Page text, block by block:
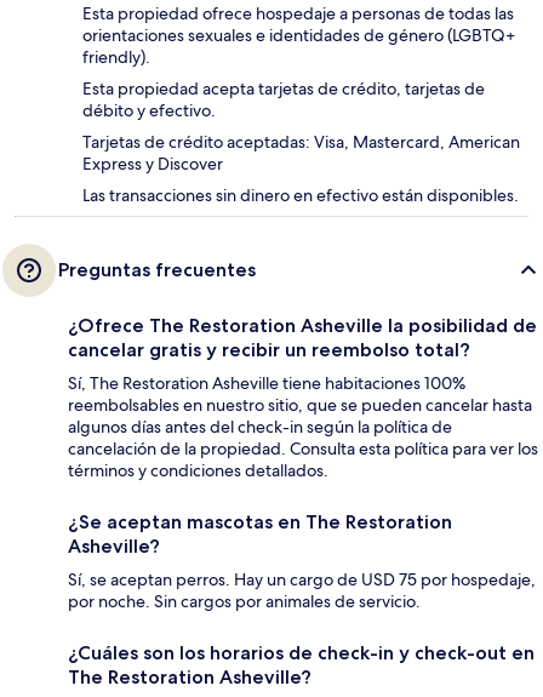
Esta propiedad ofrece hospedaje a personas de todas las
orientaciones sexuales e identidades de género (LGBTQ+
friendly).
Esta propiedad acepta tarjetas de crédito, tarjetas de
débito y efectivo.
Tarjetas de crédito aceptadas: Visa, Mastercard, American
Express y Discover
Las transacciones sin dinero en efectivo están disponibles.
Preguntas frecuentes
¿Ofrece The Restoration Asheville la posibilidad de
cancelar gratis y recibir un reembolso total?
Sí, The Restoration Asheville tiene habitaciones 100%
reembolsables en nuestro sitio, que se pueden cancelar hasta
algunos días antes del check-in según la política de
cancelación de la propiedad. Consulta esta política para ver los
términos y condiciones detallados.
¿Se aceptan mascotas en The Restoration
Asheville?
Sí, se aceptan perros. Hay un cargo de USD 75 por hospedaje,
por noche. Sin cargos por animales de servicio.
¿Cuáles son los horarios de check-in y check-out en
The Restoration Asheville?